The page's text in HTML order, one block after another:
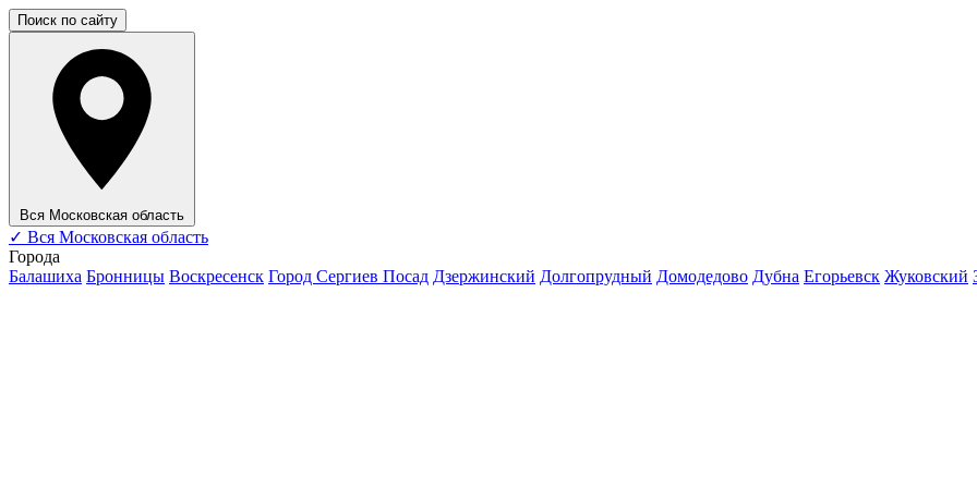
Поиск по сайту
Вся Московская область
✓ Вся Московская область
Города
Балашиха Бронницы Воскресенск Город Сергиев Посад Дзержинский Долгопрудный Домодедово Дубна Егорьевск Жуковский